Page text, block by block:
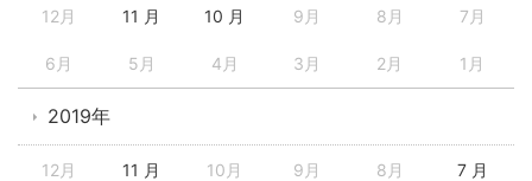
12月 11 月 10 月 9月 8月 7月
6月 5月 4月 3月 2月 1月
2019年
12月 11 月 10月 9月 8月 7 月